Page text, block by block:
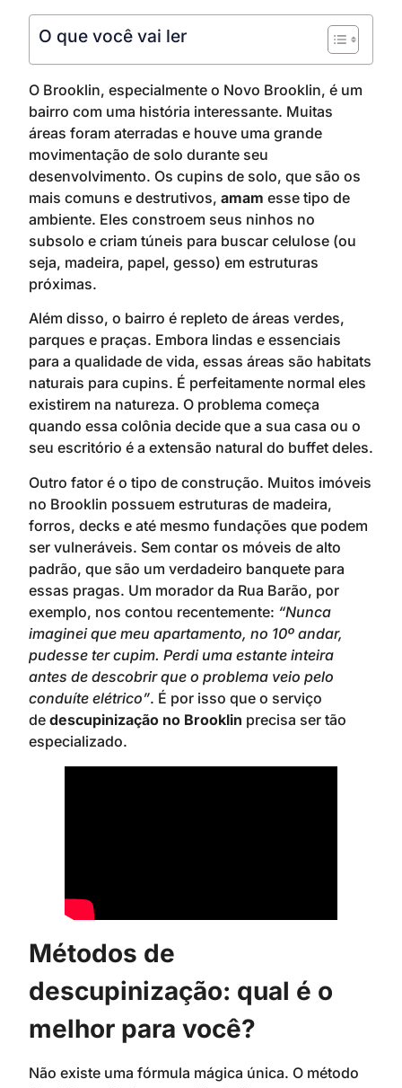
O que você vai ler
O Brooklin, especialmente o Novo Brooklin, é um
bairro com uma história interessante. Muitas
áreas foram aterradas e houve uma grande
movimentação de solo durante seu
desenvolvimento. Os cupins de solo, que são os
mais comuns e destrutivos, amam esse tipo de
ambiente. Eles constroem seus ninhos no
subsolo e criam túneis para buscar celulose (ou
seja, madeira, papel, gesso) em estruturas
próximas.
Além disso, o bairro é repleto de áreas verdes,
parques e praças. Embora lindas e essenciais
para a qualidade de vida, essas áreas são habitats
naturais para cupins. É perfeitamente normal eles
existirem na natureza. O problema começa
quando essa colônia decide que a sua casa ou o
seu escritório é a extensão natural do buffet deles.
Outro fator é o tipo de construção. Muitos imóveis
no Brooklin possuem estruturas de madeira,
forros, decks e até mesmo fundações que podem
ser vulneráveis. Sem contar os móveis de alto
padrão, que são um verdadeiro banquete para
essas pragas. Um morador da Rua Barão, por
exemplo, nos contou recentemente: “Nunca
imaginei que meu apartamento, no 10º andar,
pudesse ter cupim. Perdi uma estante inteira
antes de descobrir que o problema veio pelo
conduíte elétrico”. É por isso que o serviço
de descupinização no Brooklin precisa ser tão
especializado.
Métodos de
descupinização: qual é o
melhor para você?
Não existe uma fórmula mágica única. O método